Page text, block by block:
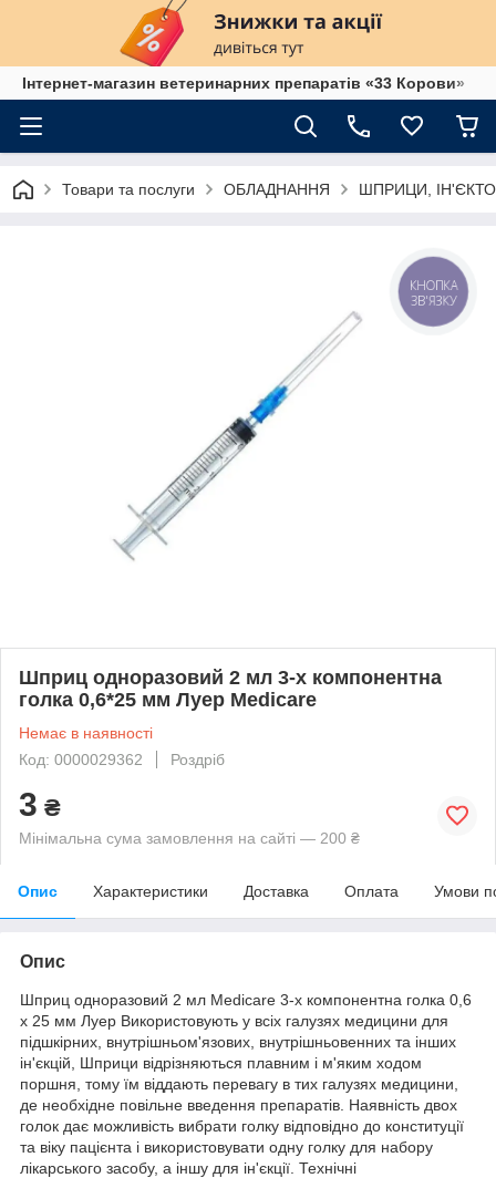
Інтернет-магазин ветеринарних препаратів «33 Корови»
Товари та послуги ОБЛАДНАННЯ ШПРИЦИ,
Шприц одноразовий 2 мл 3-х компонентна
голка 0,6*25 мм Луер Medicare
Немає в наявності
Код: 0000029362
Роздріб
3 ₴
Мінімальна сума замовлення на сайті — 200 ₴
Опис Характеристики Доставка Оплата Умови
Опис
Шприц одноразовий 2 мл Medicare 3-х компонентна голка 0,6
х 25 мм Луер Використовують у всіх галузях медицини для
підшкірних, внутрішньом'язових, внутрішньовенних та інших
ін'єкцій, Шприци відрізняються плавним і м'яким ходом
поршня, тому їм віддають перевагу в тих галузях медицини,
де необхідне повільне введення препаратів. Наявність двох
голок дає можливість вибрати голку відповідно до конституції
та віку пацієнта і використовувати одну голку для набору
лікарського засобу, а іншу для ін'єкції. Технічні
КНОПКА
ЗВ'ЯЗКУ